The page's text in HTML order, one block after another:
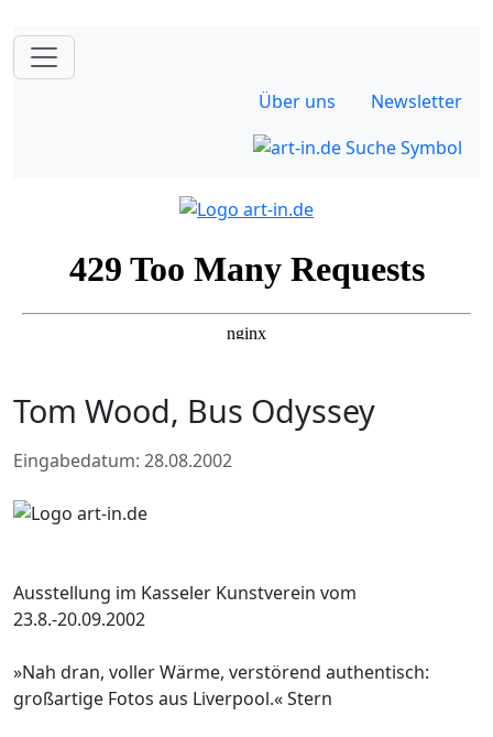
Über uns Newsletter
Tom Wood, Bus Odyssey
Eingabedatum: 28.08.2002
Ausstellung im Kasseler Kunstverein vom
23.8.-20.09.2002
»Nah dran, voller Wärme, verstörend authentisch:
großartige Fotos aus Liverpool.« Stern